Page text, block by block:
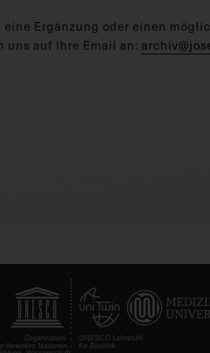
eine Ergänzung oder einen
uns auf Ihre Email an: